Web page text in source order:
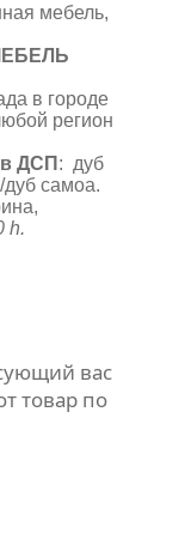
мебель,
в городе
регион
ДСП : дуб
самоа.
h.
вас
товар по